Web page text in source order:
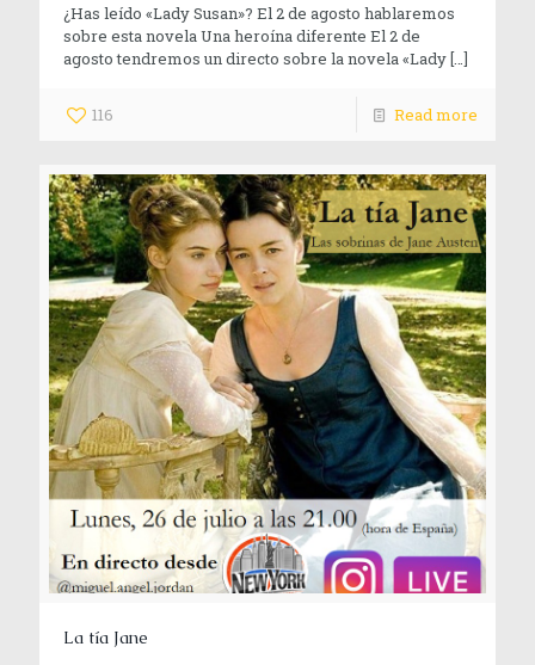
¿Has leído «Lady Susan»? El 2 de agosto hablaremos
sobre esta novela Una heroína diferente El 2 de
agosto tendremos un directo sobre la novela «Lady[…]
116 Read more
La tía Jane